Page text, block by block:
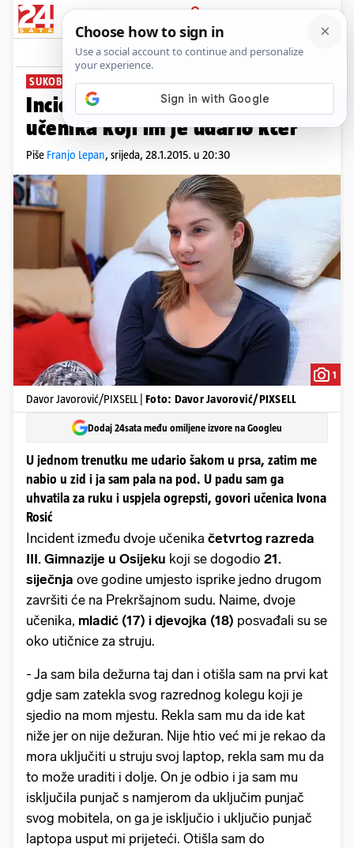
PRIJAVA
News Komentari
SUKOB UČENIKA
Incident u školi: Roditelji tuže
učenika koji im je udario kćer
Piše Franjo Lepan, srijeda, 28.1.2015. u 20:30
1
Davor Javorović/PIXSELL | Foto: Davor Javorović/PIXSELL
Dodaj 24sata među omiljene izvore na Googleu
U jednom trenutku me udario šakom u prsa, zatim me
nabio u zid i ja sam pala na pod. U padu sam ga
uhvatila za ruku i uspjela ogrepsti, govori učenica Ivona
Rosić
Incident između dvoje učenika četvrtog razreda
III. Gimnazije u Osijeku koji se dogodio 21.
siječnja ove godine umjesto isprike jedno drugom
završiti će na Prekršajnom sudu. Naime, dvoje
učenika, mladić (17) i djevojka (18) posvađali su se
oko utičnice za struju.
- Ja sam bila dežurna taj dan i otišla sam na prvi kat
gdje sam zatekla svog razrednog kolegu koji je
sjedio na mom mjestu. Rekla sam mu da ide kat
niže jer on nije dežuran. Nije htio već mi je rekao da
mora uključiti u struju svoj laptop, rekla sam mu da
to može uraditi i dolje. On je odbio i ja sam mu
isključila punjač s namjerom da uključim punjač
svog mobitela, on ga je isključio i uključio punjač
laptopa usput mi prijeteći. Otišla sam do